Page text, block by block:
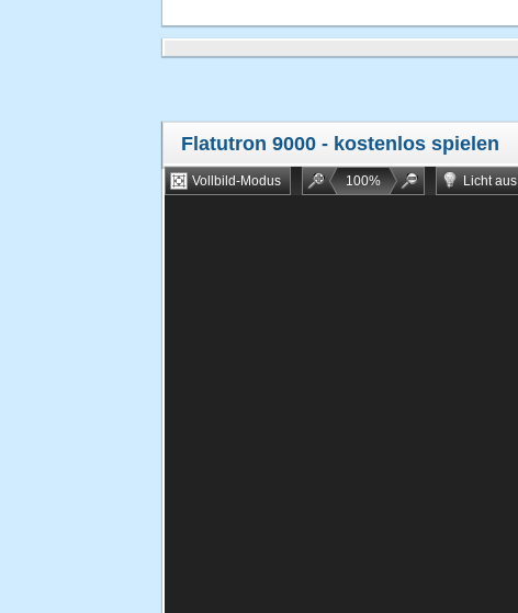
Flatutron 9000 - kostenlos spielen
Vollbild-Modus 100% Licht aus